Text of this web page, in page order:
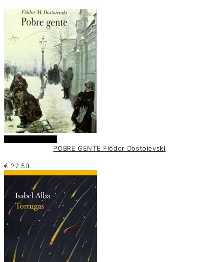
POBRE GENTE Fiódor Dostoievski
€ 22.50